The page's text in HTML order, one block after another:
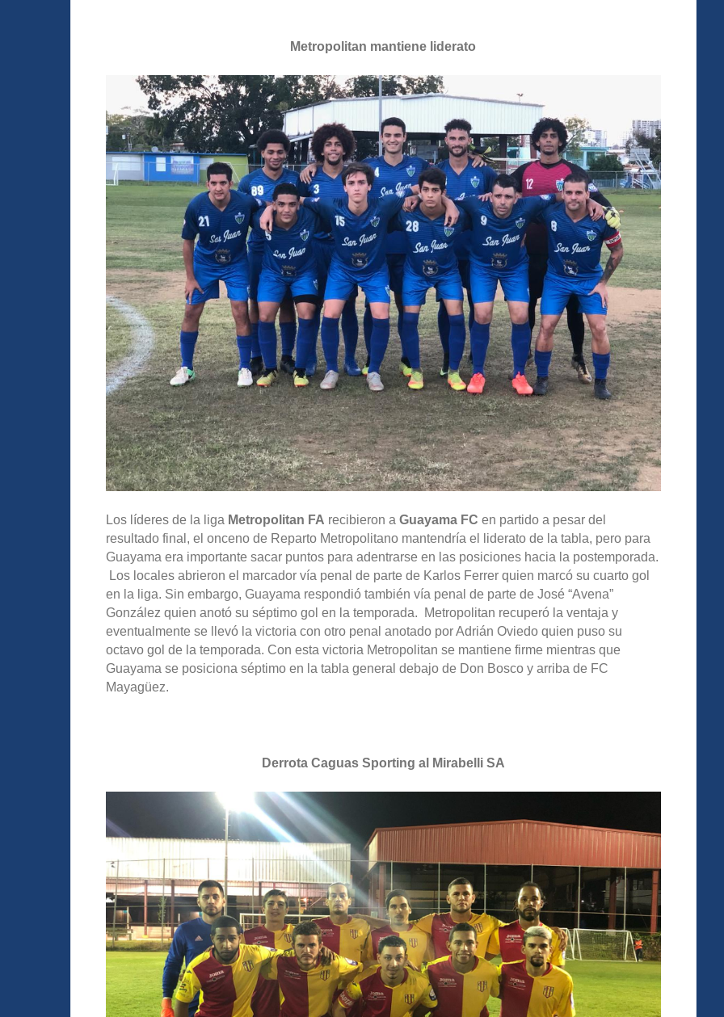
Metropolitan mantiene liderato
Los líderes de la liga Metropolitan FA recibieron a Guayama FC en partido a pesar del
resultado final, el onceno de Reparto Metropolitano mantendría el liderato de la tabla, pero para
Guayama era importante sacar puntos para adentrarse en las posiciones hacia la postemporada.
Los locales abrieron el marcador vía penal de parte de Karlos Ferrer quien marcó su cuarto gol
en la liga. Sin embargo, Guayama respondió también vía penal de parte de José “Avena”
González quien anotó su séptimo gol en la temporada. Metropolitan recuperó la ventaja y
eventualmente se llevó la victoria con otro penal anotado por Adrián Oviedo quien puso su
octavo gol de la temporada. Con esta victoria Metropolitan se mantiene firme mientras que
Guayama se posiciona séptimo en la tabla general debajo de Don Bosco y arriba de FC
Mayagüez.
Derrota Caguas Sporting al Mirabelli SA